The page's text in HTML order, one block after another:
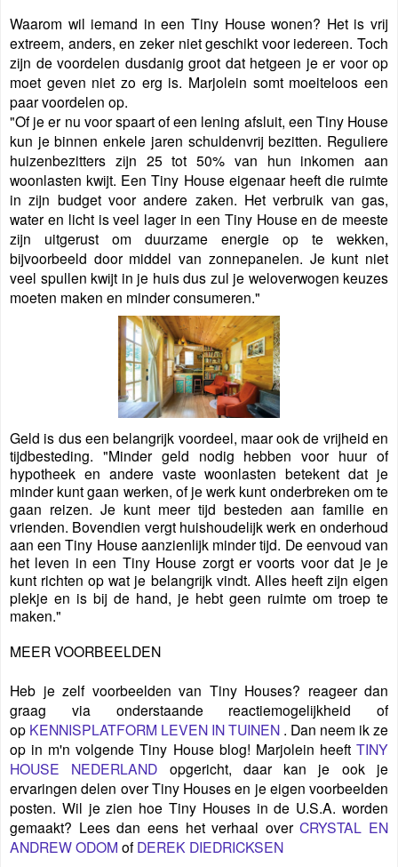
Waarom wil iemand in een Tiny House wonen? Het is vrij
extreem, anders, en zeker niet geschikt voor iedereen. Toch
zijn de voordelen dusdanig groot dat hetgeen je er voor op
moet geven niet zo erg is. Marjolein somt moeiteloos een
paar voordelen op.
"Of je er nu voor spaart of een lening afsluit, een Tiny House
kun je binnen enkele jaren schuldenvrij bezitten. Reguliere
huizenbezitters zijn 25 tot 50% van hun inkomen aan
woonlasten kwijt. Een Tiny House eigenaar heeft die ruimte
in zijn budget voor andere zaken. Het verbruik van gas,
water en licht is veel lager in een Tiny House en de meeste
zijn uitgerust om duurzame energie op te wekken,
bijvoorbeeld door middel van zonnepanelen. Je kunt niet
veel spullen kwijt in je huis dus zul je weloverwogen keuzes
moeten maken en minder consumeren."
Geld is dus een belangrijk voordeel, maar ook de vrijheid en
tijdbesteding. "Minder geld nodig hebben voor huur of
hypotheek en andere vaste woonlasten betekent dat je
minder kunt gaan werken, of je werk kunt onderbreken om te
gaan reizen. Je kunt meer tijd besteden aan familie en
vrienden. Bovendien vergt huishoudelijk werk en onderhoud
aan een Tiny House aanzienlijk minder tijd. De eenvoud van
het leven in een Tiny House zorgt er voorts voor dat je je
kunt richten op wat je belangrijk vindt. Alles heeft zijn eigen
plekje en is bij de hand, je hebt geen ruimte om troep te
maken."
MEER VOORBEELDEN
Heb je zelf voorbeelden van Tiny Houses? reageer dan
graag via onderstaande reactiemogelijkheid of
op KENNISPLATFORM LEVEN IN TUINEN . Dan neem ik ze
op in m'n volgende Tiny House blog! Marjolein heeftTINY
HOUSE NEDERLAND opgericht, daar kan je ook je
ervaringen delen over Tiny Houses en je eigen voorbeelden
posten. Wil je zien hoe Tiny Houses in de U.S.A. worden
gemaakt? Lees dan eens het verhaal overCRYSTAL EN
ANDREW ODOM of DEREK DIEDRICKSEN